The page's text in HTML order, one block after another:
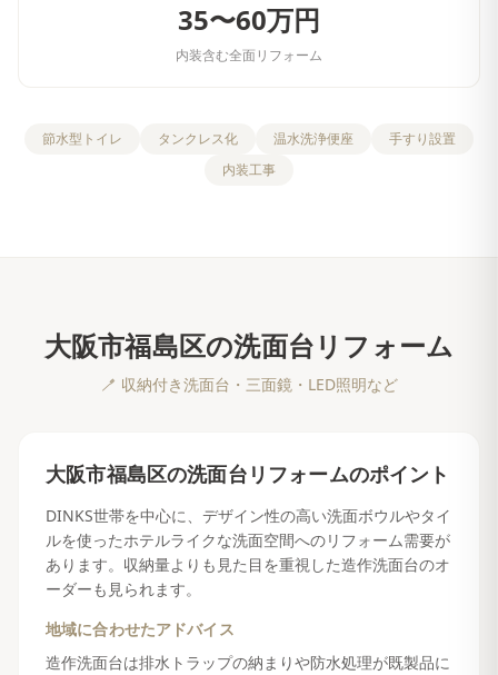
35〜60万円
内装含む全面リフォーム
節水型トイレ タンクレス化 温水洗浄便座
手すり設置
内装工事
大阪市福島区の洗面台リフォーム
🪥 収納付き洗面台・三面鏡・LED照明など
大阪市福島区の洗面台リフォームのポイント
DINKS世帯を中心に、デザイン性の高い洗面ボウルやタイ
ルを使ったホテルライクな洗面空間へのリフォーム需要が
あります。収納量よりも見た目を重視した造作洗面台のオ
ーダーも見られます。
地域に合わせたアドバイス
造作洗面台は排水トラップの納まりや防水処理が既製品に